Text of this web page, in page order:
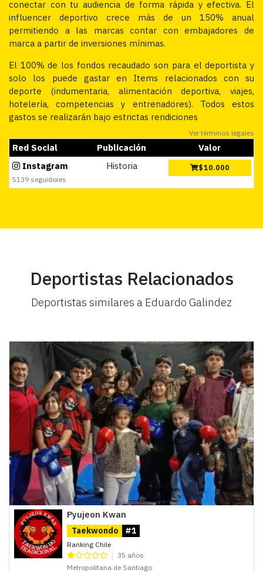
conectar con tu audiencia de forma rápida y efectiva. El
influencer deportivo crece más de un 150% anual
permitiendo a las marcas contar con embajadores de
marca a partir de inversiones mínimas.
El 100% de los fondos recaudado son para el deportista y
solo los puede gastar en Items relacionados con su
deporte (indumentaria, alimentación deportiva, viajes,
hotelería, competencias y entrenadores). Todos estos
gastos se realizarán bajo estrictas rendiciones
Ver términos legales
Red Social Publicación
Valor
Instagram
5139 seguidores
Historia $10.000
Deportistas Relacionados
Deportistas similares a Eduardo Galindez
Pyujeon Kwan
Taekwondo #1
Ranking Chile
35 años
Metropolitana de Santiago